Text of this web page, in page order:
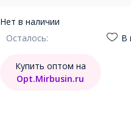
Нет в наличии
Осталось:
В
Купить оптом на
Opt.Mirbusin.ru